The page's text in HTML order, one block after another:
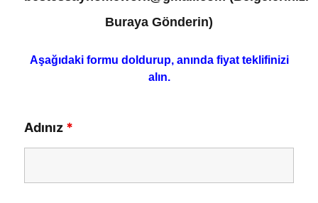
Buraya Gönderin)
Aşağıdaki formu doldurup, anında fiyat teklifinizi
alın.
Adınız *